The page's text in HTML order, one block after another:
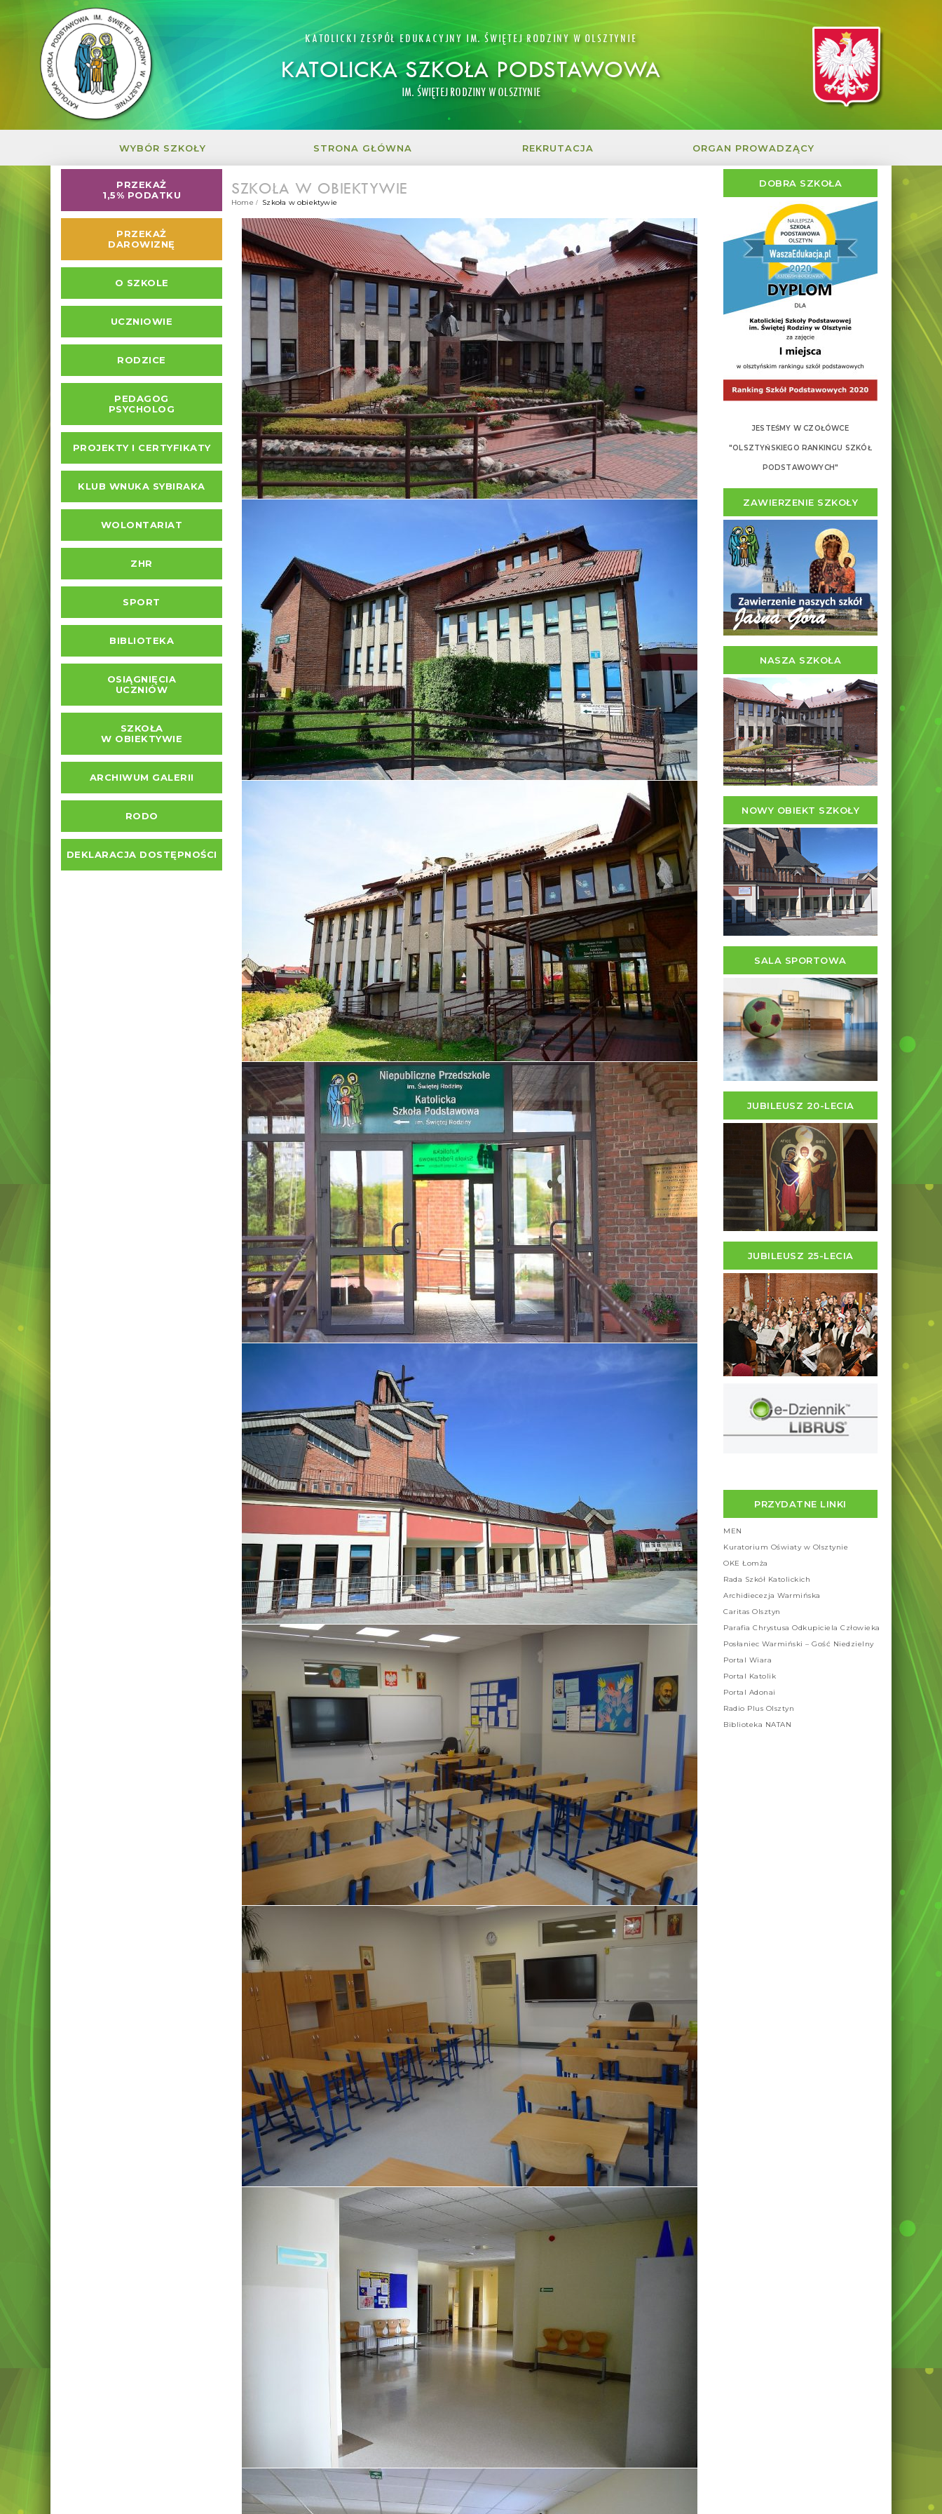
KATOLICKI ZESPÓŁ EDUKACYJNY IM. ŚWIĘTEJ RODZINY W OLSZTYNIE
KATOLICKA SZKOŁA PODSTAWOWA
IM. ŚWIĘTEJ RODZINY W OLSZTYNIE
WYBÓR SZKOŁY STRONA GŁÓWNA REKRUTACJA ORGAN PROWADZĄCY
SZKOŁA W OBIEKTYWIE
Home Szkoła w obiektywie
PRZEKAŻ
1,5% PODATKU
PRZEKAŻ
DAROWIZNĘ
O SZKOLE
UCZNIOWIE
RODZICE
PEDAGOG
PSYCHOLOG
PROJEKTY I CERTYFIKATY
KLUB WNUKA SYBIRAKA
WOLONTARIAT
ZHR
SPORT
BIBLIOTEKA
OSIĄGNIĘCIA
UCZNIÓW
SZKOŁA
W OBIEKTYWIE
ARCHIWUM GALERII
RODO
DEKLARACJA DOSTĘPNOŚCI
DOBRA SZKOŁA
JESTEŚMY W CZOŁÓWCE
"OLSZTYŃSKIEGO RANKINGU SZKÓŁ
PODSTAWOWYCH"
ZAWIERZENIE SZKOŁY
NASZA SZKOŁA
NOWY OBIEKT SZKOŁY
SALA SPORTOWA
JUBILEUSZ 20-LECIA
JUBILEUSZ 25-LECIA
PRZYDATNE LINKI
MEN
Kuratorium Oświaty w Olsztynie
OKE Łomża
Rada Szkół Katolickich
Archidiecezja Warmińska
Caritas Olsztyn
Parafia Chrystusa Odkupiciela Człowieka
Posłaniec Warmiński – Gość Niedzielny
Portal Wiara
Portal Katolik
Portal Adonai
Radio Plus Olsztyn
Biblioteka NATAN